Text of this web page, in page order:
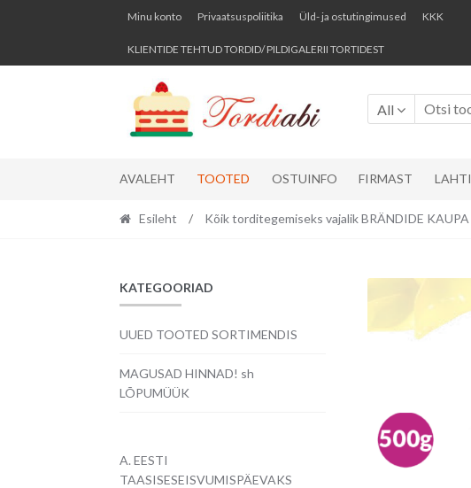
Skip
navigation
Skip
content
Minu konto Privaatsuspoliitika Üld- ja ostutingimused KKK
KLIENTIDE TEHTUD TORDID/ PILDIGALERII TORTIDEST
All
AVALEHT TOOTED OSTUINFO FIRMAST
Esileht / Kõik torditegemiseks vajalik BRÄNDIDE KAUPA
KATEGOORIAD
UUED TOOTED SORTIMENDIS
MAGUSAD HINNAD! sh
LÕPUMÜÜK
A. EESTI
TAASISESEISVUMISPÄEVAKS